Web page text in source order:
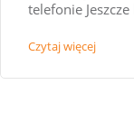
telefonie
Czytaj więcej